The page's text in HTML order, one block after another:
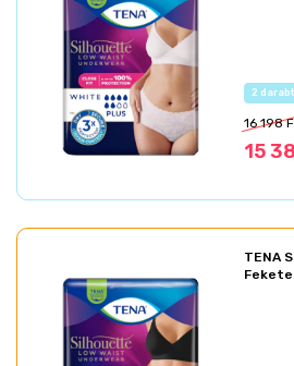
Az
16 198
15
TENA
Fekete